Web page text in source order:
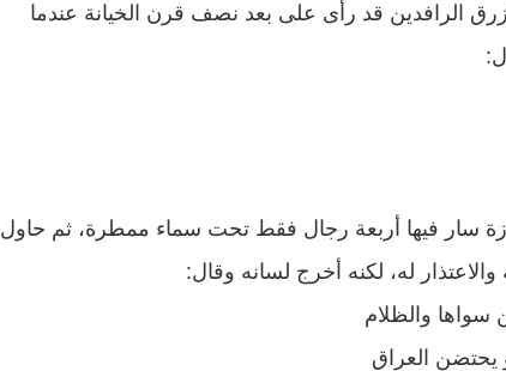
الرافدين قد رأى على بعد نصف قرن الخيانة عندما
سار فيها أربعة رجال فقط تحت سماء ممطرة، ثم حاول
والاعتذار له، لكنه أخرج لسانه وقال:
والظلام
يحتضن العراق